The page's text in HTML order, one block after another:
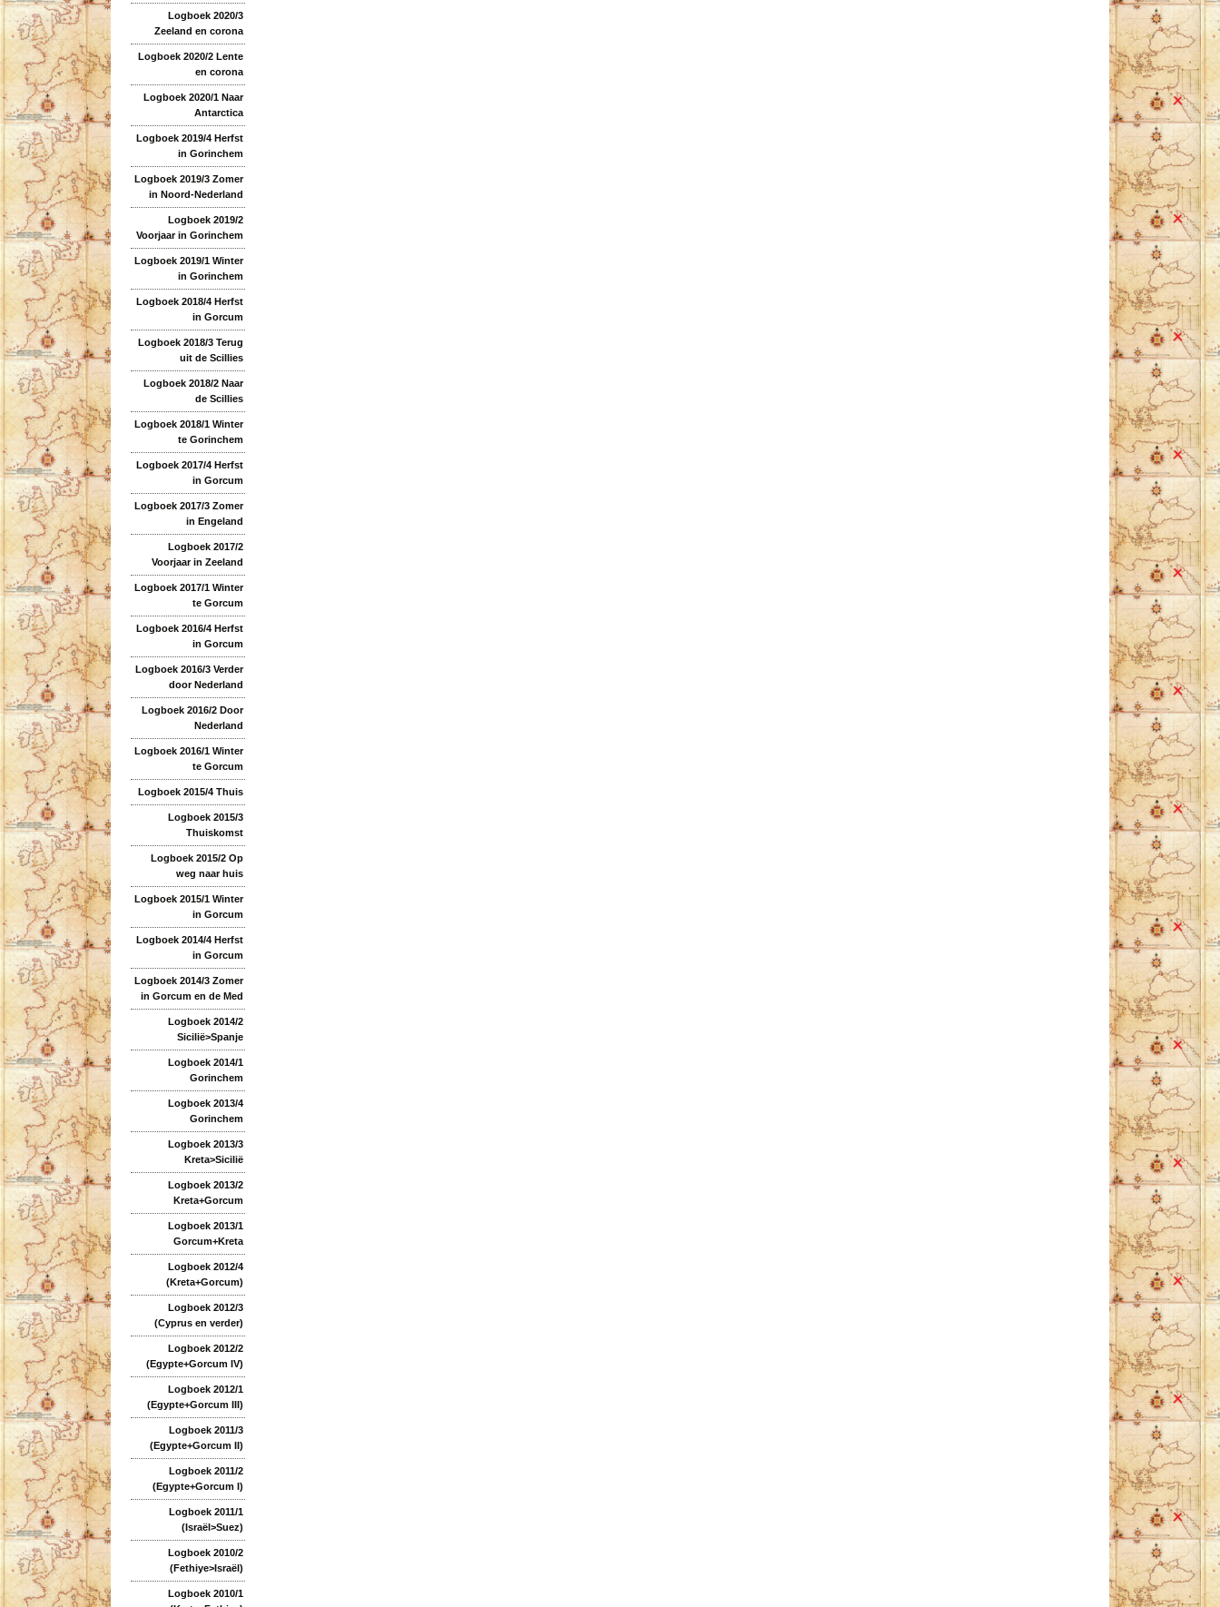
Logboek 2020/3
Zeeland en corona
Logboek 2020/2 Lente
en corona
Logboek 2020/1 Naar
Antarctica
Logboek 2019/4 Herfst
in Gorinchem
Logboek 2019/3 Zomer
in Noord-Nederland
Logboek 2019/2
Voorjaar in Gorinchem
Logboek 2019/1 Winter
in Gorinchem
Logboek 2018/4 Herfst
in Gorcum
Logboek 2018/3 Terug
uit de Scillies
Logboek 2018/2 Naar
de Scillies
Logboek 2018/1 Winter
te Gorinchem
Logboek 2017/4 Herfst
in Gorcum
Logboek 2017/3 Zomer
in Engeland
Logboek 2017/2
Voorjaar in Zeeland
Logboek 2017/1 Winter
te Gorcum
Logboek 2016/4 Herfst
in Gorcum
Logboek 2016/3 Verder
door Nederland
Logboek 2016/2 Door
Nederland
Logboek 2016/1 Winter
te Gorcum
Logboek 2015/4 Thuis
Logboek 2015/3
Thuiskomst
Logboek 2015/2 Op
weg naar huis
Logboek 2015/1 Winter
in Gorcum
Logboek 2014/4 Herfst
in Gorcum
Logboek 2014/3 Zomer
in Gorcum en de Med
Logboek 2014/2
Sicilië>Spanje
Logboek 2014/1
Gorinchem
Logboek 2013/4
Gorinchem
Logboek 2013/3
Kreta>Sicilië
Logboek 2013/2
Kreta+Gorcum
Logboek 2013/1
Gorcum+Kreta
Logboek 2012/4
(Kreta+Gorcum)
Logboek 2012/3
(Cyprus en verder)
Logboek 2012/2
(Egypte+Gorcum IV)
Logboek 2012/1
(Egypte+Gorcum III)
Logboek 2011/3
(Egypte+Gorcum II)
Logboek 2011/2
(Egypte+Gorcum I)
Logboek 2011/1
(Israël>Suez)
Logboek 2010/2
(Fethiye>Israël)
Logboek 2010/1